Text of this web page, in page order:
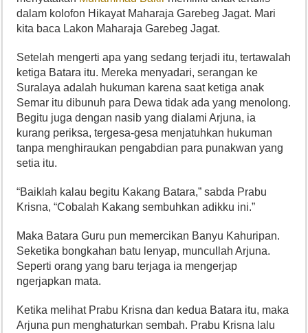
dalam kolofon Hikayat Maharaja Garebeg Jagat. Mari
kita baca Lakon Maharaja Garebeg Jagat.
Setelah mengerti apa yang sedang terjadi itu, tertawalah
ketiga Batara itu. Mereka menyadari, serangan ke
Suralaya adalah hukuman karena saat ketiga anak
Semar itu dibunuh para Dewa tidak ada yang menolong.
Begitu juga dengan nasib yang dialami Arjuna, ia
kurang periksa, tergesa-gesa menjatuhkan hukuman
tanpa menghiraukan pengabdian para punakwan yang
setia itu.
“Baiklah kalau begitu Kakang Batara,” sabda Prabu
Krisna, “Cobalah Kakang sembuhkan adikku ini.”
Maka Batara Guru pun memercikan Banyu Kahuripan.
Seketika bongkahan batu lenyap, muncullah Arjuna.
Seperti orang yang baru terjaga ia mengerjap
ngerjapkan mata.
Ketika melihat Prabu Krisna dan kedua Batara itu, maka
Arjuna pun menghaturkan sembah. Prabu Krisna lalu